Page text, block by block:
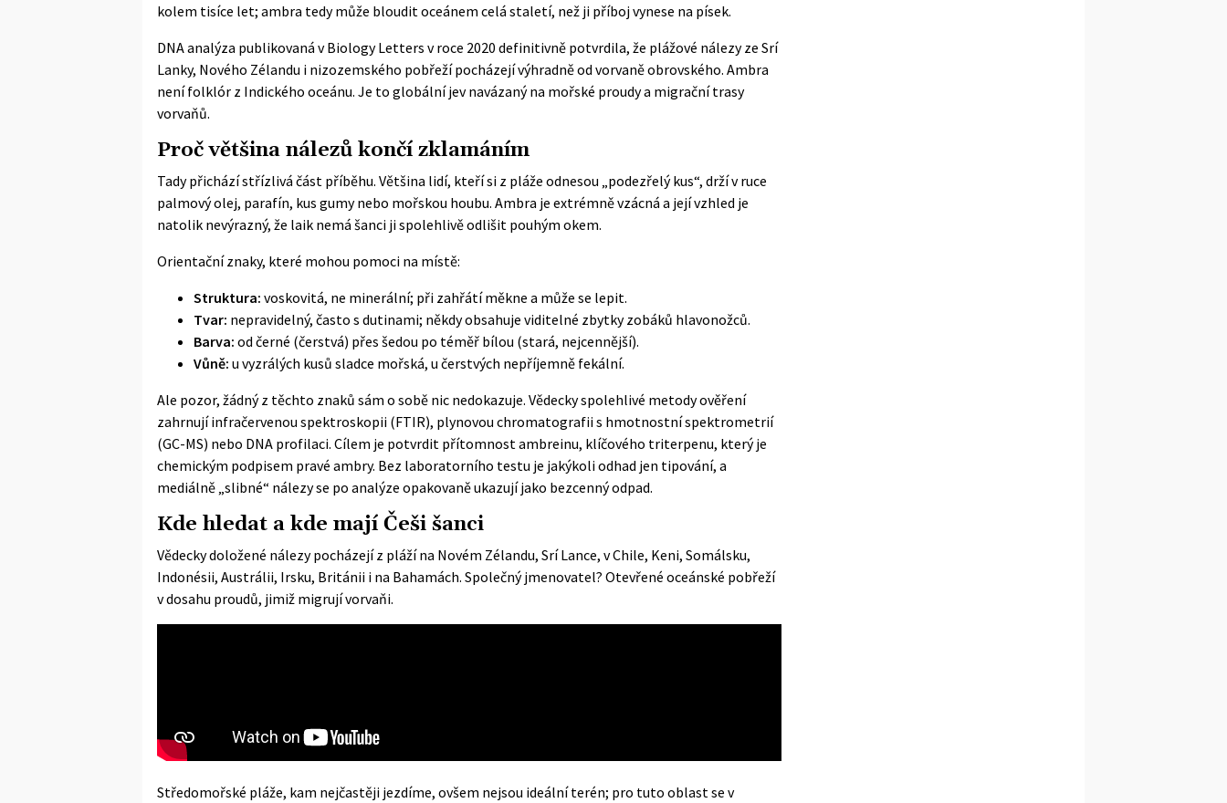
kolem tisíce let; ambra tedy může bloudit oceánem celá staletí, než ji příboj vynese na písek.
DNA analýza publikovaná vBiology Letters v roce 2020 definitivně potvrdila, že plážové nálezy ze Srí
Lanky, Nového Zélandu i nizozemského pobřeží pocházejí výhradně od vorvaně obrovského. Ambra
není folklór z Indického oceánu. Je to globální jev navázaný na mořské proudy a migrační trasy
vorvaňů.
Proč většina nálezů končí zklamáním
Tady přichází střízlivá část příběhu. Většina lidí, kteří si z pláže odnesou „podezřelý kus“, drží v ruce
palmový olej, parafín, kus gumy nebo mořskou houbu. Ambra je extrémně vzácná a její vzhled je
natolik nevýrazný, že laik nemá šanci ji spolehlivě odlišit pouhým okem.
Orientační znaky, které mohou pomoci na místě:
Struktura: voskovitá, ne minerální; při zahřátí měkne a může se lepit.
Tvar: nepravidelný, často s dutinami; někdy obsahuje viditelné zbytky zobáků hlavonožců.
Barva: od černé (čerstvá) přes šedou po téměř bílou (stará, nejcennější).
Vůně: u vyzrálých kusů sladce mořská, u čerstvých nepříjemně fekální.
Ale pozor, žádný z těchto znaků sám o sobě nic nedokazuje. Vědecky spolehlivé metody ověření
zahrnují infračervenou spektroskopii (FTIR), plynovou chromatografii s hmotnostní spektrometrií
(GC-MS) nebo DNA profilaci. Cílem je potvrdit přítomnost ambreinu, klíčového triterpenu, který je
chemickým podpisem pravé ambry. Bez laboratorního testu je jakýkoli odhad jen tipování, a
mediálně „slibné“ nálezy se po analýze opakovaně ukazují jako bezcenný odpad.
Kde hledat a kde mají Češi šanci
Vědecky doložené nálezy pocházejí z pláží na Novém Zélandu, Srí Lance, v Chile, Keni, Somálsku,
Indonésii, Austrálii, Irsku, Británii i na Bahamách. Společný jmenovatel? Otevřené oceánské pobřeží
v dosahu proudů, jimiž migrují vorvaňi.
Středomořské pláže, kam nejčastěji jezdíme, ovšem nejsou ideální terén; pro tuto oblast se v